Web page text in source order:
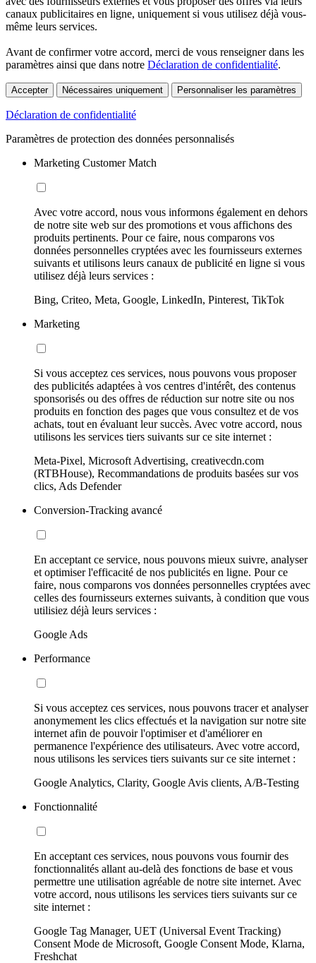
canaux publicitaires en ligne, uniquement si vous utilisez déjà vous-
même leurs services.
Avant de confirmer votre accord, merci de vous renseigner dans les
paramètres ainsi que dans notre Déclaration de confidentialité.
Accepter Nécessaires uniquement Personnaliser les paramètres
Déclaration de confidentialité
Paramètres de protection des données personnalisés
Marketing Customer Match
Avec votre accord, nous vous informons également en dehors
de notre site web sur des promotions et vous affichons des
produits pertinents. Pour ce faire, nous comparons vos
données personnelles cryptées avec les fournisseurs externes
suivants et utilisons leurs canaux de publicité en ligne si vous
utilisez déjà leurs services :
Bing, Criteo, Meta, Google, LinkedIn, Pinterest, TikTok
Marketing
Si vous acceptez ces services, nous pouvons vous proposer
des publicités adaptées à vos centres d'intérêt, des contenus
sponsorisés ou des offres de réduction sur notre site ou nos
produits en fonction des pages que vous consultez et de vos
achats, tout en évaluant leur succès. Avec votre accord, nous
utilisons les services tiers suivants sur ce site internet :
Meta-Pixel, Microsoft Advertising, creativecdn.com
(RTBHouse), Recommandations de produits basées sur vos
clics, Ads Defender
Conversion-Tracking avancé
En acceptant ce service, nous pouvons mieux suivre, analyser
et optimiser l'efficacité de nos publicités en ligne. Pour ce
faire, nous comparons vos données personnelles cryptées avec
celles des fournisseurs externes suivants, à condition que vous
utilisiez déjà leurs services :
Google Ads
Performance
Si vous acceptez ces services, nous pouvons tracer et analyser
anonymement les clics effectués et la navigation sur notre site
internet afin de pouvoir l'optimiser et d'améliorer en
permanence l'expérience des utilisateurs. Avec votre accord,
nous utilisons les services tiers suivants sur ce site internet :
Google Analytics, Clarity, Google Avis clients, A/B-Testing
Fonctionnalité
En acceptant ces services, nous pouvons vous fournir des
fonctionnalités allant au-delà des fonctions de base et vous
permettre une utilisation agréable de notre site internet. Avec
votre accord, nous utilisons les services tiers suivants sur ce
site internet :
Google Tag Manager, UET (Universal Event Tracking)
Consent Mode de Microsoft, Google Consent Mode, Klarna,
Freshchat